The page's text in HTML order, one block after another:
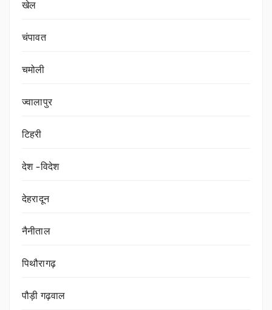
खेल
चंपावत
चमोली
ज्वालापुर
टिहरी
देश -विदेश
देहरादून
नैनीताल
पिथौरागढ़
पौड़ी गढ़वाल